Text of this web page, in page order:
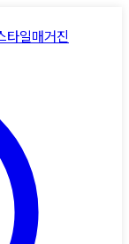
타일매거진